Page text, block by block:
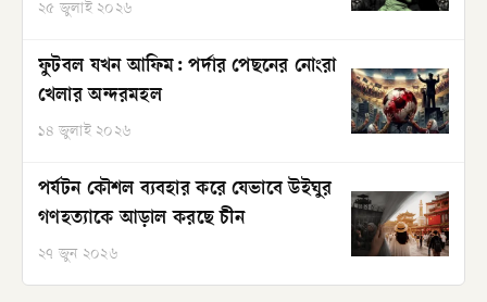
২৫ জুলাই ২০২৬
ফুটবল যখন আফিম: পর্দার পেছনের নোংরা
খেলার অন্দরমহল
১৪ জুলাই ২০২৬
পর্যটন কৌশল ব্যবহার করে যেভাবে উইঘুর
গণহত্যাকে আড়াল করছে চীন
২৭ জুন ২০২৬